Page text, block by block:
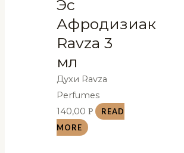
Эс
Афродизиак
Ravza 3
мл
Духи Ravza
Perfumes
140,00Р
READ
MORE